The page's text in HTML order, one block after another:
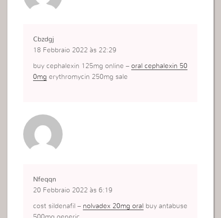
Cbzdgj
18 Febbraio 2022 às 22:29
buy cephalexin 125mg online –oral cephalexin 50
0mg erythromycin 250mg sale
Nfeqqn
20 Febbraio 2022 às 6:19
cost sildenafil – nolvadex 20mg oral buy antabuse